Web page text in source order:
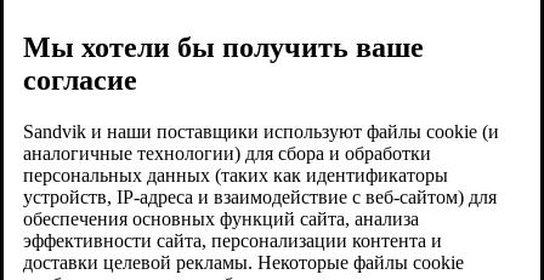
Мы хотели бы получить ваше
согласие
Sandvik и наши поставщики используют файлы cookie (и
аналогичные технологии) для сбора и обработки
персональных данных (таких как идентификаторы
устройств, IP-адреса и взаимодействие с веб-сайтом) для
обеспечения основных функций сайта, анализа
эффективности сайта, персонализации контента и
доставки целевой рекламы. Некоторые файлы cookie